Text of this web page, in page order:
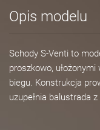
Opis modelu
Schody S-Venti to
proszkowo,
biegu. Konstrukcja
uzupełnia balustrada